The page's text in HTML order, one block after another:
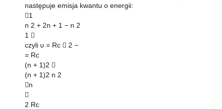
następuje emisja kwantu o energii:
1
n 2 + 2n + 1 − n 2
1 
czyli υ = Rc  2 −
= Rc
(n + 1)2 
(n + 1)2 n 2
n

2 Rc